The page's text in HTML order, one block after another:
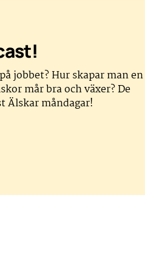
jobbet? Hur skapar man en
mår bra och växer? De
Älskar måndagar!